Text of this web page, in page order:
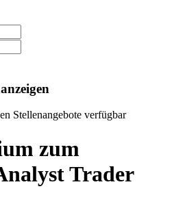
Stellenangebote verfügbar
zum
Trader